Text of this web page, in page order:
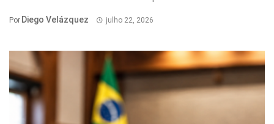
Por Diego Velázquez julho 22, 2026